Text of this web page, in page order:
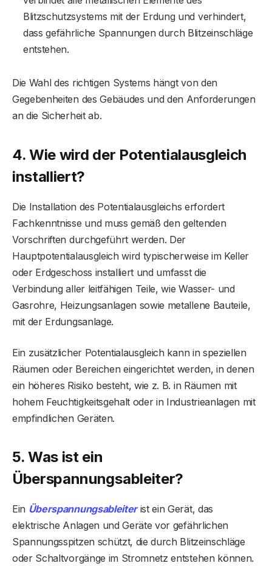
Blitzschutzsystems mit der Erdung und verhindert,
dass gefährliche Spannungen durch Blitzeinschläge
entstehen.
Die Wahl des richtigen Systems hängt von den
Gegebenheiten des Gebäudes und den Anforderungen
an die Sicherheit ab.
4. Wie wird der Potentialausgleich
installiert?
Die Installation des Potentialausgleichs erfordert
Fachkenntnisse und muss gemäß den geltenden
Vorschriften durchgeführt werden. Der
Hauptpotentialausgleich wird typischerweise im Keller
oder Erdgeschoss installiert und umfasst die
Verbindung aller leitfähigen Teile, wie Wasser- und
Gasrohre, Heizungsanlagen sowie metallene Bauteile,
mit der Erdungsanlage.
Ein zusätzlicher Potentialausgleich kann in speziellen
Räumen oder Bereichen eingerichtet werden, in denen
ein höheres Risiko besteht, wie z. B. in Räumen mit
hohem Feuchtigkeitsgehalt oder in Industrieanlagen mit
empfindlichen Geräten.
5. Was ist ein
Überspannungsableiter?
Ein Überspannungsableiterist ein Gerät, das
elektrische Anlagen und Geräte vor gefährlichen
Spannungsspitzen schützt, die durch Blitzeinschläge
oder Schaltvorgänge im Stromnetz entstehen können.